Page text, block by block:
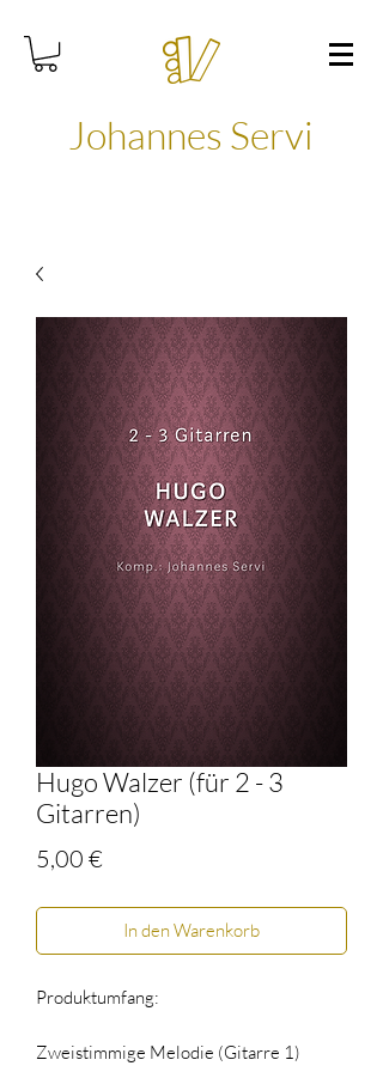
Johannes Servi
Hugo Walzer (für 2 - 3
Gitarren)
5,00 €
In den Warenkorb
Produktumfang:
Zweistimmige Melodie (Gitarre 1)